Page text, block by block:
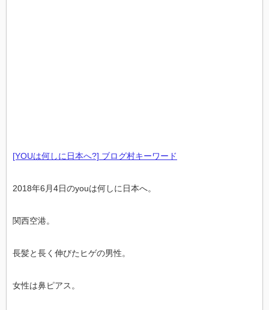
[YOUは何しに日本へ?] ブログ村キーワード
2018年6月4日のyouは何しに日本へ。
関西空港。
長髪と長く伸びたヒゲの男性。
女性は鼻ピアス。